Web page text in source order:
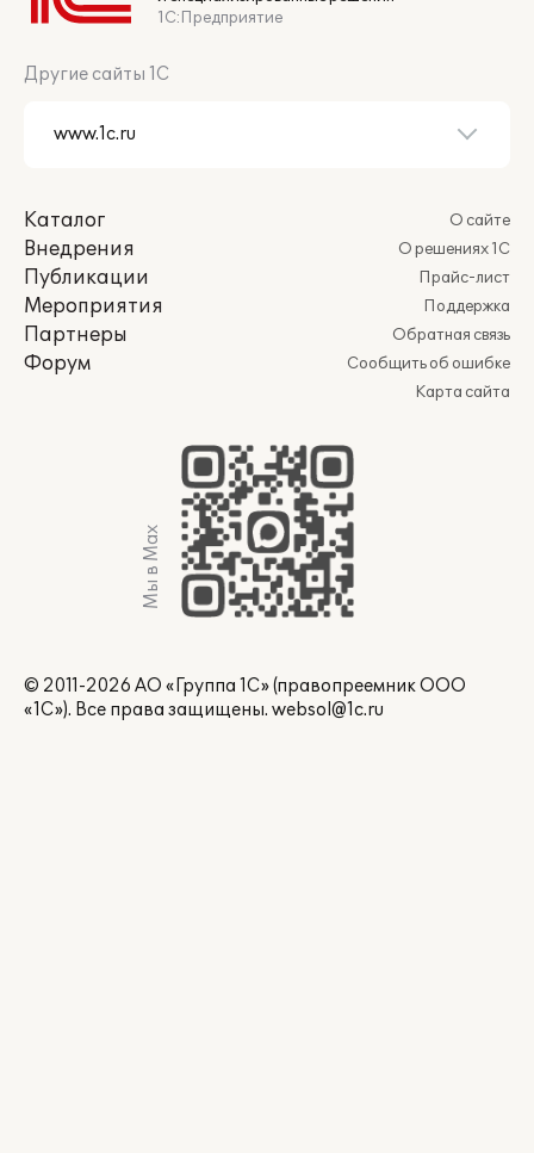
1С:Предприятие
Другие сайты 1С
Каталог
Внедрения
Публикации
Мероприятия
Партнеры
Форум
О сайте
О решениях 1С
Прайс-лист
Поддержка
Обратная связь
Сообщить об ошибке
Карта сайта
Мы в Max
© 2011-2026 АО «Группа 1С» (правопреемник ООО
«1С»). Все права защищены. websol@1c.ru